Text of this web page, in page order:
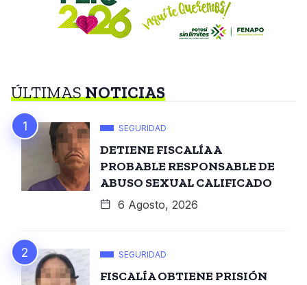
ÚLTIMASNOTICIAS
SEGURIDAD
DETIENE FISCALÍA A
PROBABLE RESPONSABLE DE
ABUSO SEXUAL CALIFICADO
6 Agosto, 2026
SEGURIDAD
FISCALÍA OBTIENE PRISIÓN